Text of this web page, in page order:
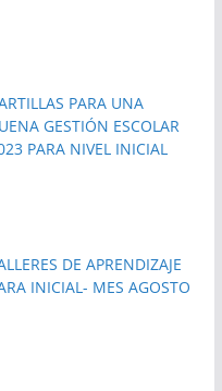
PARA UNA
GESTIÓN ESCOLAR
PARA NIVEL INICIAL
DE APRENDIZAJE
INICIAL- MES AGOSTO